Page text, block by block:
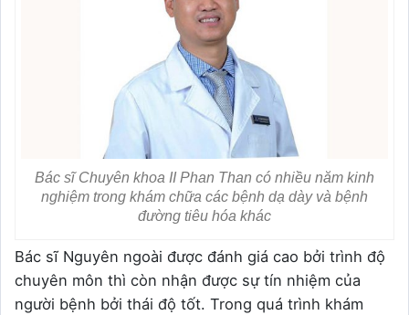
Bác sĩ Chuyên khoa II Phan Than có nhiều năm kinh
nghiệm trong khám chữa các bệnh dạ dày và bệnh
đường tiêu hóa khác
Bác sĩ Nguyên ngoài được đánh giá cao bởi trình độ
chuyên môn thì còn nhận được sự tín nhiệm của
người bệnh bởi thái độ tốt. Trong quá trình khám